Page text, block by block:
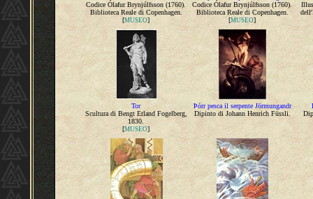
Codice Ólafur Brynjúlfsson (1760).
Biblioteca Reale di Copenhagen.
[MUSEO]
Codice Ólafur Brynjúlfsson (1760).
Biblioteca Reale di Copenhagen.
[MUSEO]
Tor
Scultura di Bengt Erland Fogelberg,
1830.
[MUSEO]
Þórr pesca il serpente Jörmungandr
Dipinto di Johann Henrich Füssli.